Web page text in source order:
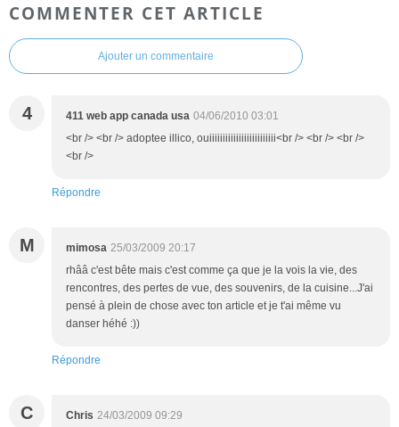
COMMENTER CET ARTICLE
Ajouter un commentaire
4 411 web app canada usa 04/06/2010 03:01
<br /> <br /> adoptee illico, ouiiiiiiiiiiiiiiiiiiiiiiiii<br /> <br /> <br />
<br />
Répondre
M mimosa 25/03/2009 20:17
rhââ c'est bête mais c'est comme ça que je la vois la vie, des
rencontres, des pertes de vue, des souvenirs, de la cuisine...J'ai
pensé à plein de chose avec ton article et je t'ai même vu
danser héhé :))
Répondre
C Chris 24/03/2009 09:29